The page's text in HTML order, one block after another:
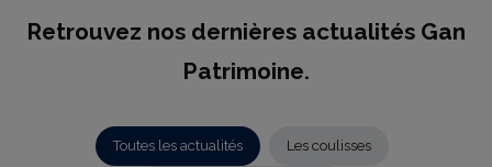
Retrouvez nos dernières actualités Gan
Patrimoine.
Toutes les actualités Les coulisses